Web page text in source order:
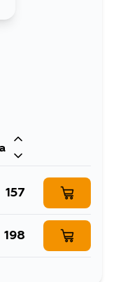
157
198